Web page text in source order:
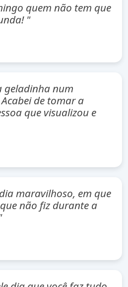
quem não tem que
"
geladinha num
de tomar a
que visualizou e
maravilhoso, em que
não fiz durante a